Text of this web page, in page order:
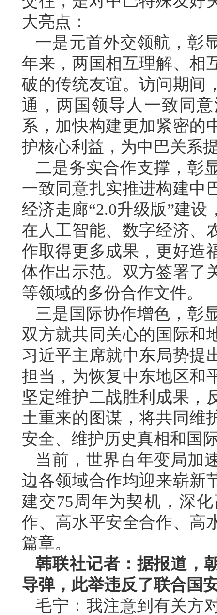
大亮点：
一是元首外交领航，彰
年来，两国相互理解、相
破的传统友谊。访问期间
通，两国领导人一致同
系，加快构建更加紧密的
护核心利益，为中巴关系
二是务实合作支撑，彰
一致同意扎实推进构建中
经济走廊“2.0升级版”建
在人工智能、数字经济、
作取得更多成果，更好造
体作出示范。双方签署了
等领域的多份合作文件。
三是国际协作增色，彰
双方就共同关心的国际和
习近平主席就中东局势提
担当，为恢复中东地区和
坚定维护二战胜利成果，
土重来的图谋，将共同维
安全、维护历史真相和国
当前，世界百年变局加
边各领域合作均迎来崭新
建交75周年为契机，深
作、高水平安全合作、高
篇章。
韩联社记者：据报道，
导弹，此举违反了联合国
毛宁：我注意到有关方